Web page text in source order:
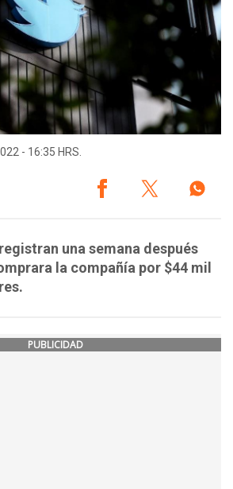
- 16:35 HRS.
una semana después
la compañía por $44 mil
PUBLICIDAD